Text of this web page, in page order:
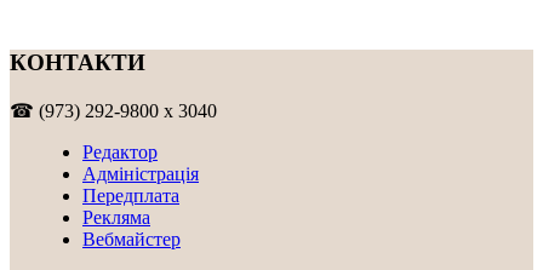
КОНТАКТИ
☎ (973) 292-9800 x 3040
Редактор
Адміністрація
Передплата
Рекляма
Вебмайстер